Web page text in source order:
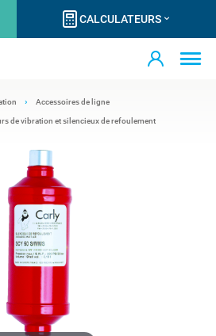
CALCULATEURS
Accessoires de ligne
de vibration et silencieux de refoulement